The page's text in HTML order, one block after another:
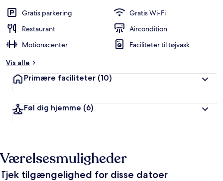
Gratis parkering
Gratis Wi-Fi
Restaurant
Aircondition
Motionscenter
Faciliteter til tøjvask
Vis alle
Primære faciliteter (10)
Føl dig hjemme (6)
Værelsesmuligheder
Tjek tilgængelighed for disse datoer